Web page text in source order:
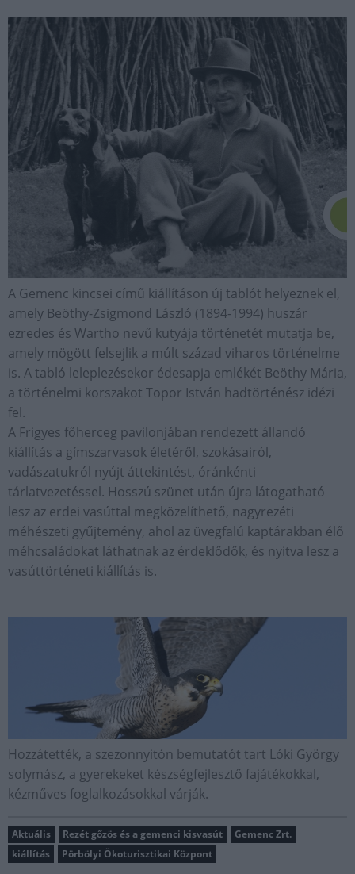
A Gemenc kincsei című kiállításon új tablót helyeznek el,
amely Beöthy-Zsigmond László (1894-1994) huszár
ezredes és Wartho nevű kutyája történetét mutatja be,
amely mögött felsejlik a múlt század viharos történelme
is. A tabló leleplezésekor édesapja emlékét Beöthy Mária,
a történelmi korszakot Topor István hadtörténész idézi
fel.
A Frigyes főherceg pavilonjában rendezett állandó
kiállítás a gímszarvasok életéről, szokásairól,
vadászatukról nyújt áttekintést, óránkénti
tárlatvezetéssel. Hosszú szünet után újra látogatható
lesz az erdei vasúttal megközelíthető, nagyrezéti
méhészeti gyűjtemény, ahol az üvegfalú kaptárakban élő
méhcsaládokat láthatnak az érdeklődők, és nyitva lesz a
vasúttörténeti kiállítás is.
Hozzátették, a szezonnyitón bemutatót tart Lóki György
solymász, a gyerekeket készségfejlesztő fajátékokkal,
kézműves foglalkozásokkal várják.
Aktuális Rezét gőzös és a gemenci kisvasút
Gemenc Zrt.
kiállítás
Pörbölyi Ökoturisztikai Központ